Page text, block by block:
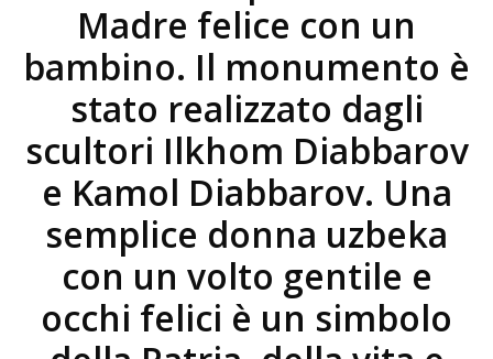
Madre felice con un
bambino. Il monumento è
stato realizzato dagli
scultori Ilkhom Diabbarov
e Kamol Diabbarov. Una
semplice donna uzbeka
con un volto gentile e
occhi felici è un simbolo